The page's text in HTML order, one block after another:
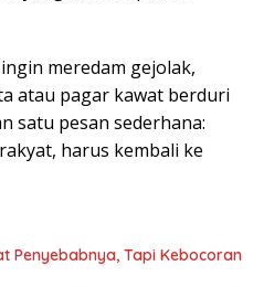
meredam gejolak,
atau pagar kawat berduri
satu pesan sederhana:
harus kembali ke
Penyebabnya, Tapi Kebocoran